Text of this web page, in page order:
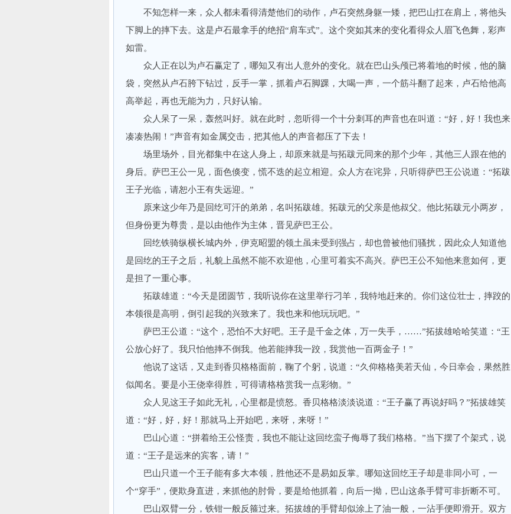
不知怎样一来，众人都未看得清楚他们的动作，卢石突然身躯一矮，把巴山扛在肩上，将他头
下脚上的摔下去。这是卢石最拿手的绝招“肩车式”。这个突如其来的变化看得众人眉飞色舞，彩声
如雷。
众人正在以为卢石赢定了，哪知又有出人意外的变化。就在巴山头颅已将着地的时候，他的脑
袋，突然从卢石胯下钻过，反手一掌，抓着卢石脚踝，大喝一声，一个筋斗翻了起来，卢石给他高
高举起，再也无能为力，只好认输。
众人呆了一呆，轰然叫好。就在此时，忽听得一个十分刺耳的声音也在叫道：“好，好！我也来
凑凑热闹！”声音有如金属交击，把其他人的声音都压了下去！
场里场外，目光都集中在这人身上，却原来就是与拓跋元同来的那个少年，其他三人跟在他的
身后。萨巴王公一见，面色倏变，慌不迭的起立相迎。众人方在诧异，只听得萨巴王公说道：“拓跋
王子光临，请恕小王有失远迎。”
原来这少年乃是回纥可汗的弟弟，名叫拓跋雄。拓跋元的父亲是他叔父。他比拓跋元小两岁，
但身份更为尊贵，是以由他作为主体，晋见萨巴王公。
回纥铁骑纵横长城内外，伊克昭盟的领土虽未受到强占，却也曾被他们骚扰，因此众人知道他
是回纥的王子之后，礼貌上虽然不能不欢迎他，心里可着实不高兴。萨巴王公不知他来意如何，更
是担了一重心事。
拓跋雄道：“今天是团圆节，我听说你在这里举行刁羊，我特地赶来的。你们这位壮士，摔跤的
本领很是高明，倒引起我的兴致来了。我也来和他玩玩吧。”
萨巴王公道：“这个，恐怕不大好吧。王子是千金之体，万一失手，……”拓拔雄哈哈笑道：“王
公放心好了。我只怕他摔不倒我。他若能摔我一跤，我赏他一百两金子！”
他说了这话，又走到香贝格格面前，鞠了个躬，说道：“久仰格格美若天仙，今日幸会，果然胜
似闻名。要是小王侥幸得胜，可得请格格赏我一点彩物。”
众人见这王子如此无礼，心里都是愤怒。香贝格格淡淡说道：“王子赢了再说好吗？”拓拔雄笑
道：“好，好，好！那就马上开始吧，来呀，来呀！”
巴山心道：“拼着给王公怪责，我也不能让这回纥蛮子侮辱了我们格格。”当下摆了个架式，说
道：“王子是远来的宾客，请！”
巴山只道一个王子能有多大本领，胜他还不是易如反掌。哪知这回纥王子却是非同小可，一
个“穿手”，便欺身直进，来抓他的肘骨，要是给他抓着，向后一拗，巴山这条手臂可非折断不可。
巴山双臂一分，铁钳一般反箍过来。拓拔雄的手臂却似涂上了油一般，一沾手便即滑开。双方